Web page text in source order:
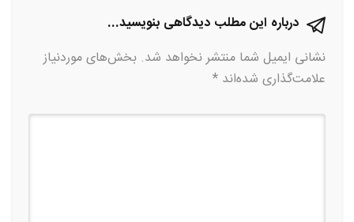
درباره این مطلب دیدگاهی بنویسید...
نشانی ایمیل شما منتشر نخواهد شد. بخش‌های موردنیاز
علامت‌گذاری شده‌اند *